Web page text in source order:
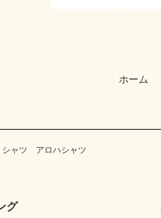
ホーム
シャツ アロハシャツ
グ